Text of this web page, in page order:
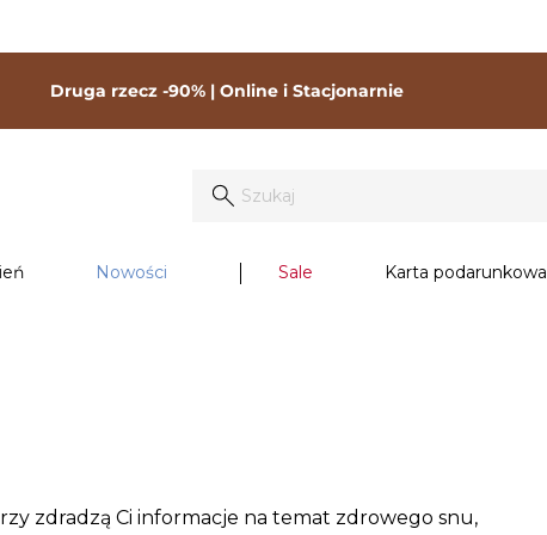
Druga rzecz -90% | Online i Stacjonarnie
Nowości Sale Karta podarunkowa
zdradzą Ci informacje na temat zdrowego snu,